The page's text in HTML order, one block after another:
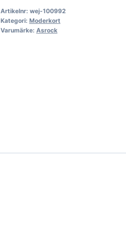
Artikelnr: wej-100992
Kategori: Moderkort
Varumärke: Asrock